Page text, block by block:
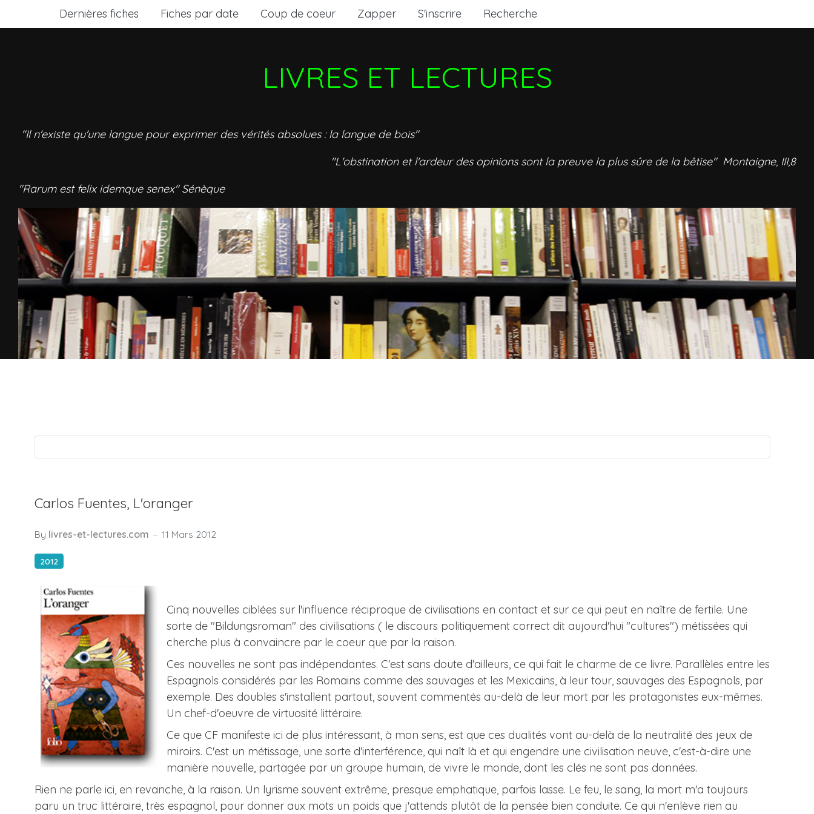
Dernières fiches Fiches par date Coup de coeur Zapper S'inscrire Recherche
LIVRES ET LECTURES
"Il n'existe qu'une langue pour exprimer des vérités absolues : la langue de bois"
"L'obstination et l'ardeur des opinions sont la preuve la plus sûre de la bêtise" Montaigne, III,8
"Rarum est felix idemque senex" Sénèque
Carlos Fuentes, L'oranger
By livres-et-lectures.com 11 Mars 2012
2012
Cinq nouvelles ciblées sur l'influence réciproque de civilisations en contact et sur ce qui peut en naître de fertile. Une
sorte de "Bildungsroman" des civilisations ( le discours politiquement correct dit aujourd'hui "cultures") métissées qui
cherche plus à convaincre par le coeur que par la raison.
Ces nouvelles ne sont pas indépendantes. C'est sans doute d'ailleurs, ce qui fait le charme de ce livre. Parallèles entre les
Espagnols considérés par les Romains comme des sauvages et les Mexicains, à leur tour, sauvages des Espagnols, par
exemple. Des doubles s'installent partout, souvent commentés au-delà de leur mort par les protagonistes eux-mêmes.
Un chef-d'oeuvre de virtuosité littéraire.
Ce que CF manifeste ici de plus intéressant, à mon sens, est que ces dualités vont au-delà de la neutralité des jeux de
miroirs. C'est un métissage, une sorte d'interférence, qui naît là et qui engendre une civilisation neuve, c'est-à-dire une
manière nouvelle, partagée par un groupe humain, de vivre le monde, dont les clés ne sont pas données.
Rien ne parle ici, en revanche, à la raison. Un lyrisme souvent extrême, presque emphatique, parfois lasse. Le feu, le sang, la mort m'a toujours
paru un truc littéraire, très espagnol, pour donner aux mots un poids que j'attends plutôt de la pensée bien conduite. Ce qui n'enlève rien au